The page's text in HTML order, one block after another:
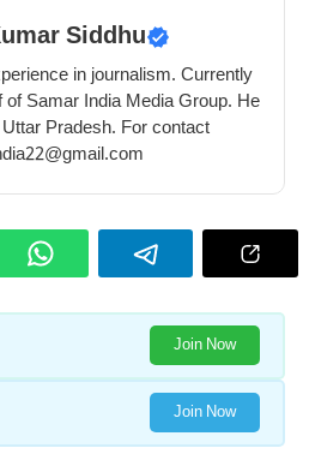
Siddhu
in journalism. Currently
of Samar India Media Group. He
Pradesh. For contact
Join Now
Join Now